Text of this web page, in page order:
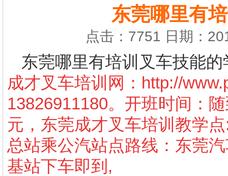
东莞哪里有
点击：7751 日期：
东莞哪里有培训叉车技能的
成才叉车培训网： http://
13826911180。开班时间：
元，东莞成才叉车培训教学点
总站乘公汽站点路线：东莞
基站下车即到 ,